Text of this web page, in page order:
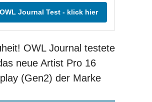
Journal Test - klick hier
OWL Journal testete
neue Artist Pro 16
(Gen2) der Marke